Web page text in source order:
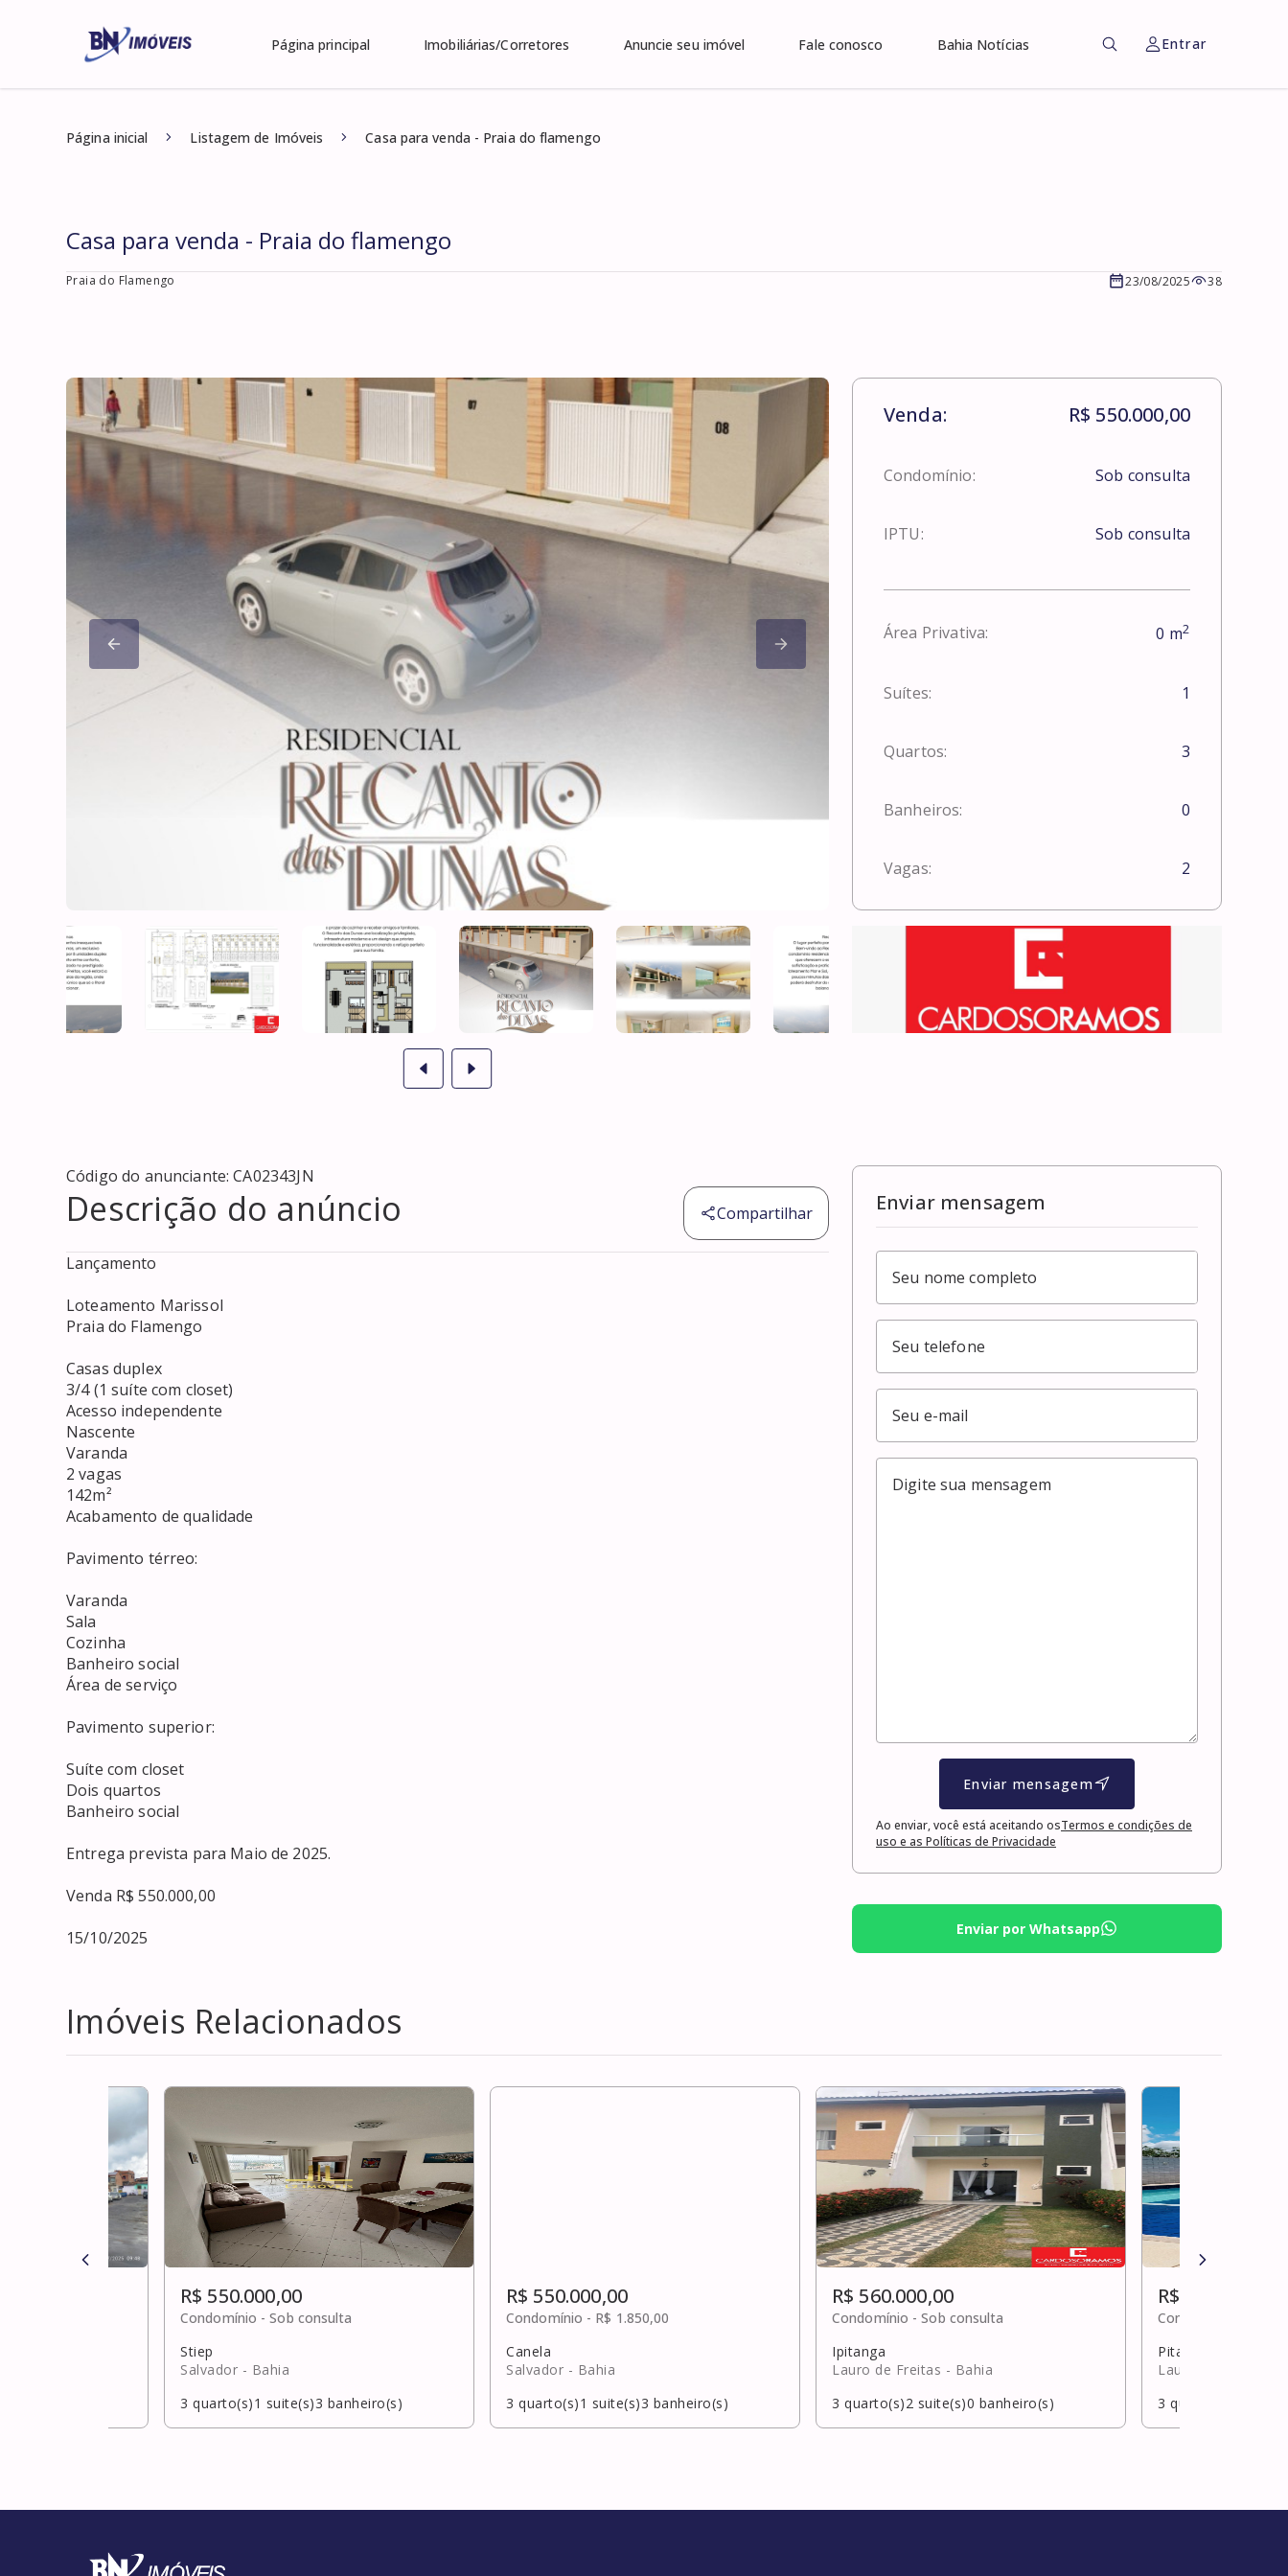
Página principal Imobiliárias/Corretores Anuncie seu imóvel Fale conosco Bahia Notícias Entrar
Página inicial Listagem de Imóveis Casa para venda - Praia do flamengo
Casa para venda - Praia do flamengo
Praia do Flamengo 23/08/2025 38
Venda: R$ 550.000,00
Condomínio: Sob consulta
IPTU: Sob consulta
Área Privativa: 0 m2
Suítes: 1
Quartos: 3
Banheiros: 0
Vagas: 2
Código do anunciante:CA02343JN
Descrição do anúncio Compartilhar
Lançamento
Loteamento Marissol
Praia do Flamengo
Casas duplex
3/4 (1 suíte com closet)
Acesso independente
Nascente
Varanda
2 vagas
142m²
Acabamento de qualidade
Pavimento térreo:
Varanda
Sala
Cozinha
Banheiro social
Área de serviço
Pavimento superior:
Suíte com closet
Dois quartos
Banheiro social
Entrega prevista para Maio de 2025.
Venda R$ 550.000,00
15/10/2025
Enviar mensagem
Enviar mensagem
Ao enviar, você está aceitando osTermos e condições de
uso e as Políticas de Privacidade
Enviar por Whatsapp
Imóveis Relacionados
R$ 550.000,00
Condomínio -Sob consulta
Stiep
Salvador - Bahia
3 quarto(s)1 suite(s)3 banheiro(s)
R$ 550.000,00
Condomínio - R$ 1.850,00
Canela
Salvador - Bahia
3 quarto(s)1 suite(s)3 banheiro(s)
R$ 560.000,00
Condomínio -Sob consulta
Ipitanga
Lauro de Freitas - Bahia
3 quarto(s)2 suite(s)0 banheiro(s)
R$ 550.000,00
Condomínio -
Pitangueiras
Lauro de Freitas
3 quarto(s)